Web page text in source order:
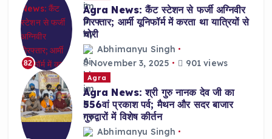
82
Agra News: कैंट स्टेशन से फर्जी अग्निवीर
गिरफ्तार; आर्मी यूनिफॉर्म में करता था यात्रियों से
चोरी
Abhimanyu Singh
November 3, 2025
901 views
Agra
Agra News: श्री गुरु नानक देव जी का
556वां प्रकाश पर्व; मैथन और सदर बाजार
गुरुद्वारों में विशेष कीर्तन
Abhimanyu Singh